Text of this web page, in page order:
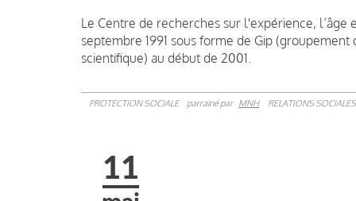
Le Centre de recherches sur l'expérience, l’âge
septembre 1991 sous forme de Gip
scientifique) au début de 2001.
PROTECTION SOCIALE parrainé par MNH RELATIONS SOCIALES
11